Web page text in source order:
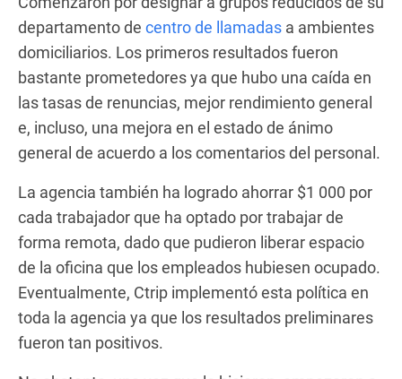
departamento de centro de llamadas a ambientes
domiciliarios. Los primeros resultados fueron
bastante prometedores ya que hubo una caída en
las tasas de renuncias, mejor rendimiento general
e, incluso, una mejora en el estado de ánimo
general de acuerdo a los comentarios del personal.
La agencia también ha logrado ahorrar $1 000 por
cada trabajador que ha optado por trabajar de
forma remota, dado que pudieron liberar espacio
de la oficina que los empleados hubiesen ocupado.
Eventualmente, Ctrip implementó esta política en
toda la agencia ya que los resultados preliminares
fueron tan positivos.